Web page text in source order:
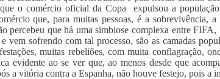
o comércio oficial da Copa expulsou a
que, para muitas pessoas, é a sobrevivência,
percebeu que há uma simbiose complexa entre FIFA,
vem sofrendo com tal processo, são as camadas
muitas rebeliões, com muita conflagração,
evidente ao se ver que, ao menos desde que
a vitória contra a Espanha, não houve festejo, pois a